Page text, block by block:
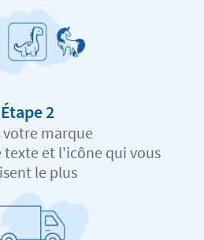
Étape 2
votre marque
texte et l'icône qui vous
le plus